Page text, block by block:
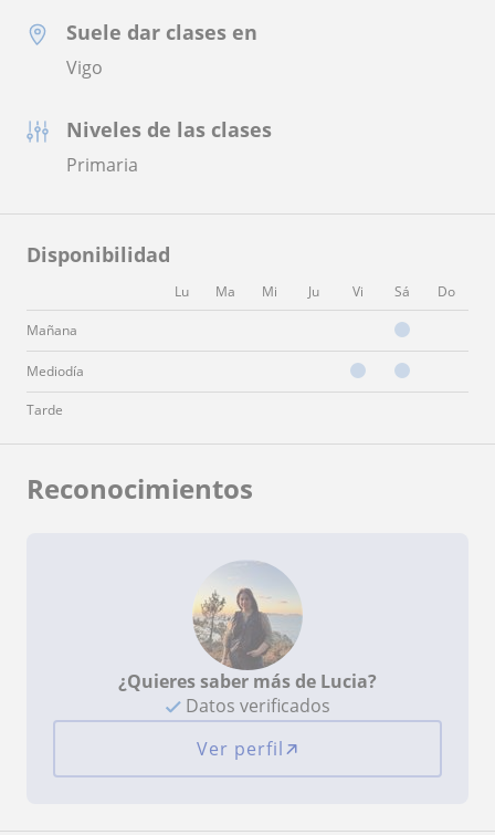
Suele dar clases en
Vigo
Niveles de las clases
Primaria
Disponibilidad
Lu Ma Mi Ju Vi Sá Do
Mañana
Mediodía
Tarde
Reconocimientos
¿Quieres saber más de Lucia?
Datos verificados
Ver perfil